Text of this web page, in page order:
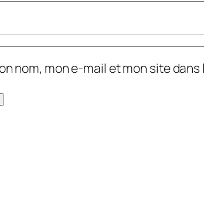
nom, mon e-mail et mon site